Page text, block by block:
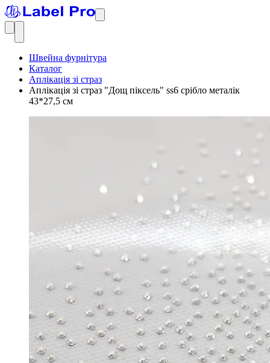
Швейна фурнітура
Каталог
Аплікація зі страз
Аплікація зі страз "Дощ піксель" ss6 срібло металік
43*27,5 см